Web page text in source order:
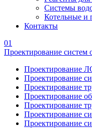
Системы
Котельные и
Контакты
01
Проектирование систем
Проектирование
Проектирование
Проектирование
Проектирование
Проектирование
Проектирование
Проектирование